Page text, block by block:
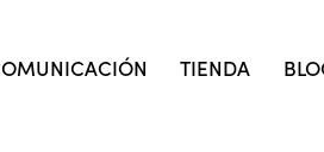
TIENDA